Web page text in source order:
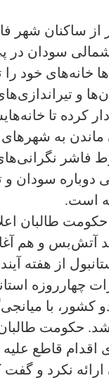
از ساکنان شهر
شمالی سودان
خانه‌های خود
و
کرده تا
ماندن به
فاشر نگرانی‌های
دوباره سودان و
است.
حکومت طالبان
آتش‌بس و هم
از هفته
چهارروزه
کشور، با
حکومت
قاطع علیه
ارائه نکرد و